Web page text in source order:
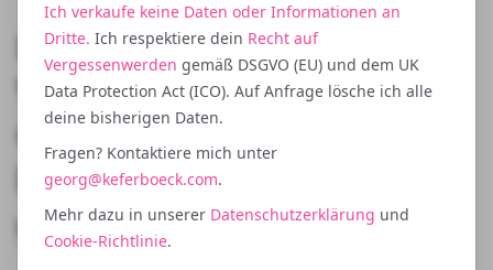
Ich verkaufe keine Daten oder Informationen an
Dritte. Ich respektiere dein Recht auf
Vergessenwerden gemäß DSGVO (EU) und dem UK
Data Protection Act (ICO). Auf Anfrage lösche ich alle
deine bisherigen Daten.
Fragen? Kontaktiere mich unter
georg@keferboeck.com.
Mehr dazu in unserer Datenschutzerklärung und
Cookie-Richtlinie.
DSGVO als strategischer
Vorteil: Vertrauen bauen,
Churn reduzieren und
langfristige Loyalität
gewinnen